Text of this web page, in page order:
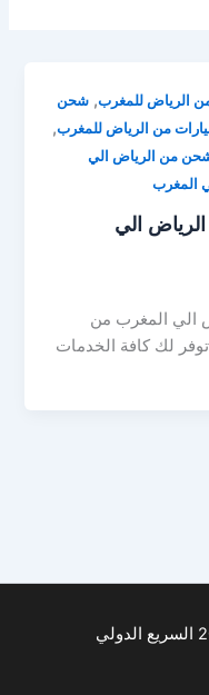
الرياض للمغرب,شحن
من الرياض للمغرب,
من الرياض الي
المغرب
الي
المغرب من
لك كافة الخدمات